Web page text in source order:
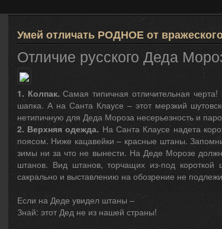
Умей отличать РОДНОЕ от
Отличие русского Деда
1. Колпак. Самая типичная отличительная
шапка. А на Санта Клаусе – этот мерзкий
нетипичную для Деда Мороза несерьезность и
2. Верхняя одежда. На Санта Клаусе надета
поясом. Ниже кацавейки – красные штаны.
зимы ни за что не вынести. На Деде Морозе
штанов. Вид штанов, торчащих из-под
сакрально и выставлению на обозрение не
Если на Деде увидел штаны –
Знай: этот Дед не из нашей страны!